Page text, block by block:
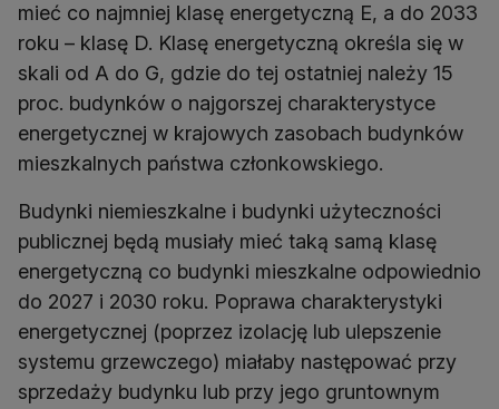
mieć co najmniej klasę energetyczną E, a do 2033
roku – klasę D. Klasę energetyczną określa się w
skali od A do G, gdzie do tej ostatniej należy 15
proc. budynków o najgorszej charakterystyce
energetycznej w krajowych zasobach budynków
mieszkalnych państwa członkowskiego.
Budynki niemieszkalne i budynki użyteczności
publicznej będą musiały mieć taką samą klasę
energetyczną co budynki mieszkalne odpowiednio
do 2027 i 2030 roku. Poprawa charakterystyki
energetycznej (poprzez izolację lub ulepszenie
systemu grzewczego) miałaby następować przy
sprzedaży budynku lub przy jego gruntownym